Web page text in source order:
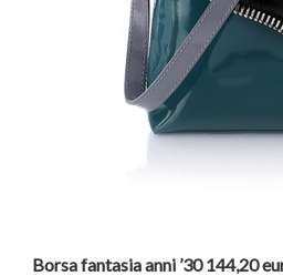
Borsa fantasia anni ’30 144,20